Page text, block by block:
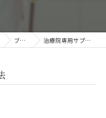
ブログ 治療院専用サプリ活用法